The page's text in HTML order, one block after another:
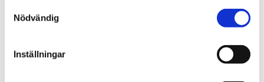
Nödvändig
Inställningar
Presenter till Mormor/Farmor